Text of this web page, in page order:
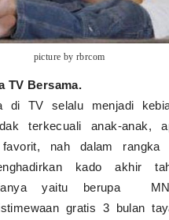
picture by rbrcom
TV Bersama.
di TV selalu menjadi
terkecuali anak-anak,
nah dalam rangka
kado akhir
yaitu berupa
gratis 3 bulan